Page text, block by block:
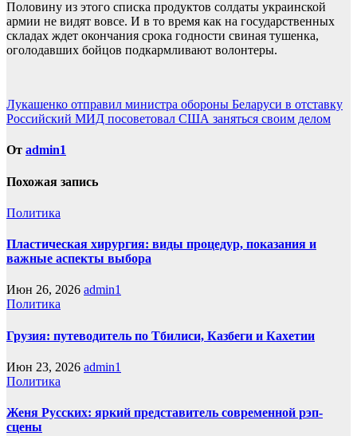
Половину из этого списка продуктов солдаты украинской
армии не видят вовсе. И в то время как на государственных
складах ждет окончания срока годности свиная тушенка,
оголодавших бойцов подкармливают волонтеры.
Навигация
по
записям
Лукашенко отправил министра обороны Беларуси в отставку
Российский МИД посоветовал США заняться своим делом
От admin1
Похожая запись
Политика
Пластическая хирургия: виды процедур, показания и
важные аспекты выбора
Июн 26, 2026 admin1
Политика
Грузия: путеводитель по Тбилиси, Казбеги и Кахетии
Июн 23, 2026 admin1
Политика
Женя Русских: яркий представитель современной рэп-
сцены